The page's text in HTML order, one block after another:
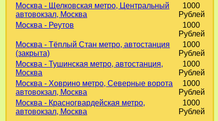
Москва - Щелковская метро, Центральный
автовокзал, Москва
1000
Рублей
Москва - Реутов
1000
Рублей
Москва - Тёплый Стан метро, автостанция
(закрыта)
1000
Рублей
Москва - Тушинская метро, автостанция,
Москва
1000
Рублей
Москва - Ховрино метро, Северные ворота
автовокзал, Москва
1000
Рублей
Москва - Красногвардейская метро,
автовокзал, Москва
1000
Рублей